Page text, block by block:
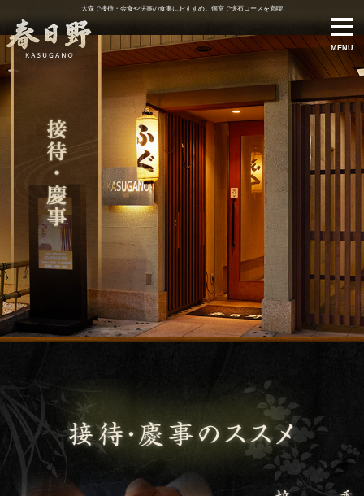
大森で接待・会食や法事の食事におすすめ。個室で懐石コースを満喫
MENU